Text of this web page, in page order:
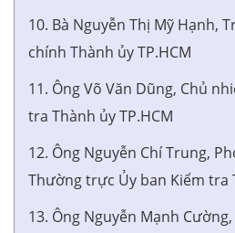
10. Bà Nguyễn Thị Mỹ Hạnh,
chính Thành ủy TP.HCM
11. Ông Võ Văn Dũng, Chủ
tra Thành ủy TP.HCM
12. Ông Nguyễn Chí Trung,
Thường trực Ủy ban Kiểm tra
13. Ông Nguyễn Mạnh